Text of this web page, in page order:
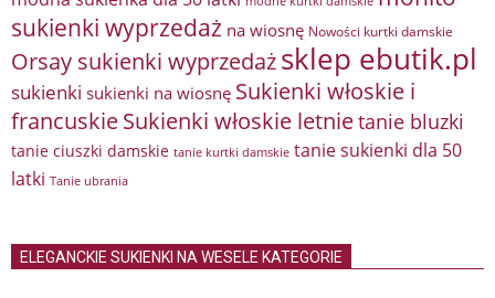
sukienki wyprzedaż na wiosnę Nowości kurtki damskie
Orsay sukienki wyprzedażsklep ebutik.pl
sukienki sukienki na wiosnę Sukienki włoskie i
francuskieSukienki włoskie letnietanie bluzki
tanie ciuszki damskie tanie kurtki damskie tanie sukienki dla 50
latki Tanie ubrania
ELEGANCKIE SUKIENKI NA WESELE KATEGORIE